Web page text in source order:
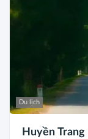
Du lịch
Huyền Trang